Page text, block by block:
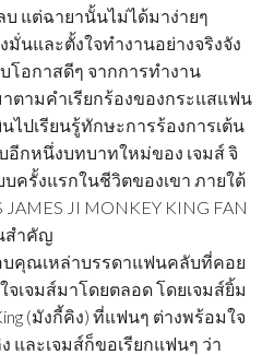
บ แต่ฉายานั้นไม่ได้มาง่ายๆ
นและตั้งใจทำงานอย่างจริงจัง
โอกาสดีๆ จากการทำงาน
ตามคำเรียกร้องของกระแสแฟน
ปเรียนรู้ทักษะการร้องการเต้น
อีกหนึ่งบทบาทใหม่ของ เจมส์ จิ
ครั้งแรกในชีวิตของเขา ภายใต้
JAMES JI MONKEY KING FAN
ำคัญ
บคุณเหล่าบรรดาแฟนคลับที่คอย
เจมส์มาโดยตลอด โดยเจมส์ยิ้ม
(มังกี้คิง) ที่แฟนๆ ต่างพร้อมใจ
 และเจมส์ก็ขอเรียกแฟนๆ ว่า